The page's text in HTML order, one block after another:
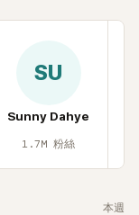
SU
Sunny Dahye
1.7M 粉絲
本週